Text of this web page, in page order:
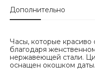
Дополнительно
Часы, которые красиво
благодаря
нержавеющей стали.
оснащен окошком даты.